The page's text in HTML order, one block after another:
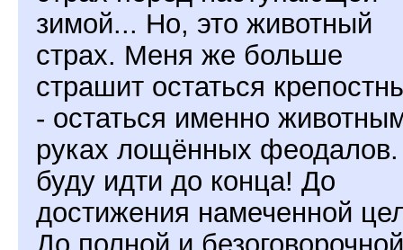
зимой... Но, это животный
страх. Меня же больше
страшит остаться
- остаться именно
руках лощённых
буду идти до конца! До
достижения намеченной
До полной и безоговорочной